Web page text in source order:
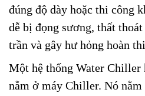
đúng độ dày hoặc thi công
dễ bị đọng sương, thất
trần và gây hư hỏng hoàn
Một hệ thống Water Chiller
nằm ở máy Chiller. Nó